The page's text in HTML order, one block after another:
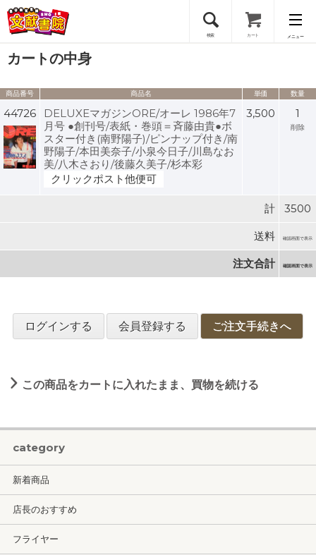
検索 カート メニュー
会員登録
ログイン
カートの中身
商品番号 商品名 単価 数量
44726
DELUXEマガジンORE/オーレ 1986年7
月号 ●創刊号/表紙・巻頭＝斉藤由貴●ボ
スター付き(南野陽子)/ピンナップ付き/南
野陽子/本田美奈子/小泉今日子/川島なお
美/八木さおり/後藤久美子/杉本彩
クリックポスト他便可
3,500 1
削除
計 3500
送料 確認画面で表示
注文合計 確認画面で表示
ログインする 会員登録する ご注文手続きへ
この商品をカートに入れたまま、買物を続ける
category
新着商品
店長のおすすめ
フライヤー